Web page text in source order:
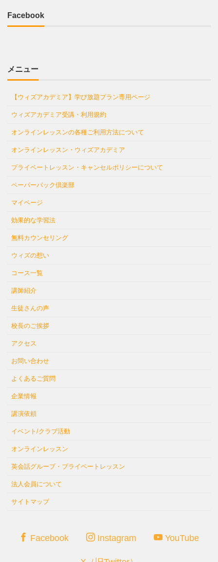
Facebook
メニュー
【ウィズアカデミア】学び放題プラン専用ページ
ウィズアカデミア受講・利用規約
オンラインレッスンの各種ご利用方法について
オンラインレッスン・ウィズアカデミア
プライベートレッスン・キャンセルポリシーについて
ペーパーバック倶楽部
マイページ
効果的な学習法
無料カウンセリング
ウィズの想い
コース一覧
講師紹介
生徒さんの声
校長のご挨拶
アクセス
お問い合わせ
よくあるご質問
企業情報
講演依頼
イベント/クラブ活動
オンラインレッスン
英会話グループ・プライベートレッスン
法人会員について
サイトマップ
Facebook Instagram YouTube